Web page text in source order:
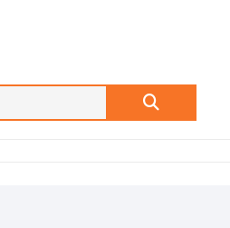
Search